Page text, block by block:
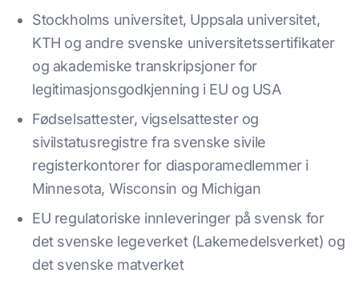
Stockholms universitet, Uppsala universitet,
KTH og andre svenske universitetssertifikater
og akademiske transkripsjoner for
legitimasjonsgodkjenning i EU og USA
Fødselsattester, vigselsattester og
sivilstatusregistre fra svenske sivile
registerkontorer for diasporamedlemmer i
Minnesota, Wisconsin og Michigan
EU regulatoriske innleveringer på svensk for
det svenske legeverket (Lakemedelsverket) og
det svenske matverket